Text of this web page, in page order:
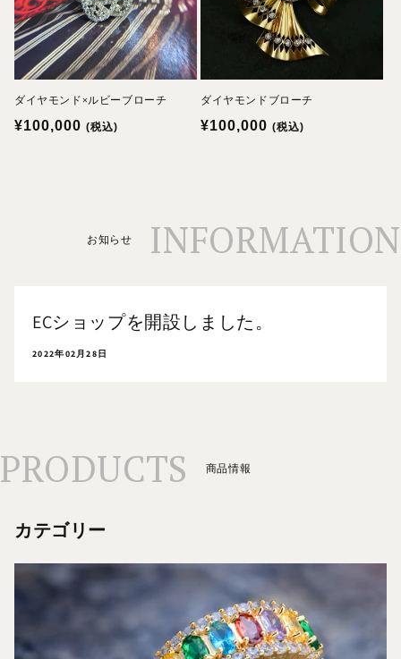
ダイヤモンド×ルビーブローチ
通
¥100,000 (税込)
ダイヤモンドブローチ
通
¥100,000 (税込)
INFORMATION
お知らせ
ECショップを開設しました。
2022年02月28日
PRODUCTS 商品情報
カテゴリー